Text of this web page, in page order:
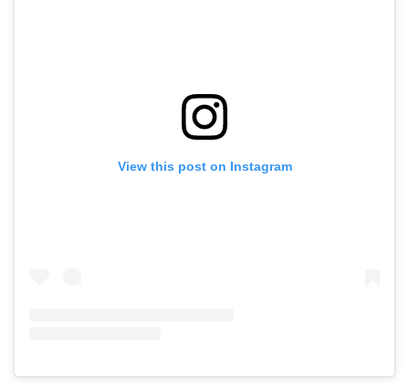
View this post on Instagram